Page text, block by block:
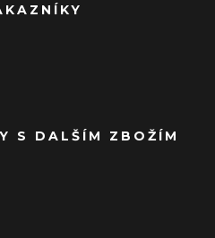
S DALŠÍM ZBOŽÍM